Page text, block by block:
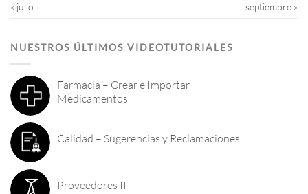
« julio
septiembre »
NUESTROS ÚLTIMOS VIDEOTUTORIALES
Farmacia – Crear e Importar
Medicamentos
Calidad – Sugerencias y Reclamaciones
Proveedores II